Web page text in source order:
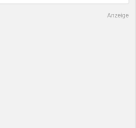
Anzeige